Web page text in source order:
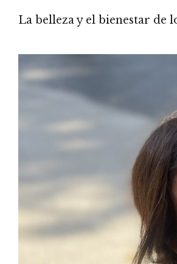
La belleza y el bienestar de